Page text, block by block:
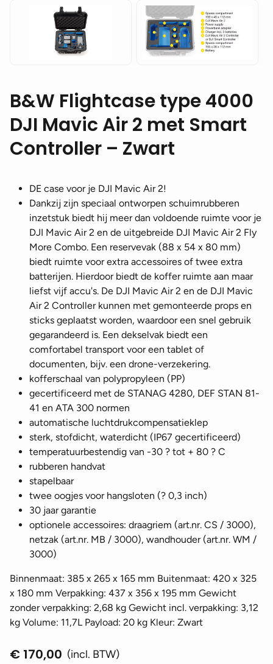
B&W Flightcase type 4000
DJI Mavic Air 2 met Smart
Controller – Zwart
DE case voor je DJI Mavic Air 2!
Dankzij zijn speciaal ontworpen schuimrubberen
inzetstuk biedt hij meer dan voldoende ruimte voor je
DJI Mavic Air 2 en de uitgebreide DJI Mavic Air 2 Fly
More Combo. Een reservevak (88 x 54 x 80 mm)
biedt ruimte voor extra accessoires of twee extra
batterijen. Hierdoor biedt de koffer ruimte aan maar
liefst vijf accu's. De DJI Mavic Air 2 en de DJI Mavic
Air 2 Controller kunnen met gemonteerde props en
sticks geplaatst worden, waardoor een snel gebruik
gegarandeerd is. Een dekselvak biedt een
comfortabel transport voor een tablet of
documenten, bijv. een drone-verzekering.
kofferschaal van polypropyleen (PP)
gecertificeerd met de STANAG 4280, DEF STAN 81-
41 en ATA 300 normen
automatische luchtdrukcompensatieklep
sterk, stofdicht, waterdicht (IP67 gecertificeerd)
temperatuurbestendig van -30 ? tot + 80 ? C
rubberen handvat
stapelbaar
twee oogjes voor hangsloten (? 0,3 inch)
30 jaar garantie
optionele accessoires: draagriem (art.nr. CS / 3000),
netzak (art.nr. MB / 3000), wandhouder (art.nr. WM /
3000)
Binnenmaat: 385 x 265 x 165 mm Buitenmaat: 420 x 325
x 180 mm Verpakking: 437 x 356 x 195 mm Gewicht
zonder verpakking: 2,68 kg Gewicht incl. verpakking: 3,12
kg Volume: 11,7L Payload: 20 kg Kleur: Zwart
€ 170,00 (incl. BTW)